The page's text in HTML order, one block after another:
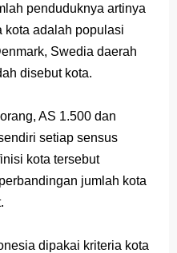
Thursday, 6 August
penduduknya artinya
kota adalah populasi
Swedia daerah
disebut kota.
AS 1.500 dan
setiap sensus
kota tersebut
jumlah kota
dipakai kriteria kota